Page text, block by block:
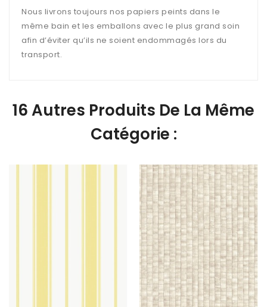
Nous livrons toujours nos papiers peints dans le
même bain et les emballons avec le plus grand soin
afin d’éviter qu’ils ne soient endommagés lors du
transport.
16 Autres Produits De La Même
Catégorie :